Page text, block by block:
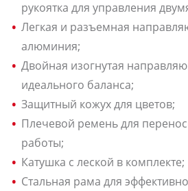
рукоятка для управления
Легкая и разъемная
алюминия;
Двойная изогнутая
идеального баланса;
Защитный кожух для цветов;
Плечевой ремень для
работы;
Катушка с леской в комплекте;
Стальная рама для